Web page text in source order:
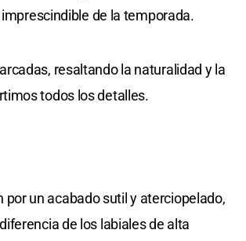
de la temporada.
resaltando la naturalidad y la
todos los detalles.
por un acabado sutil y aterciopelado,
de los labiales de alta